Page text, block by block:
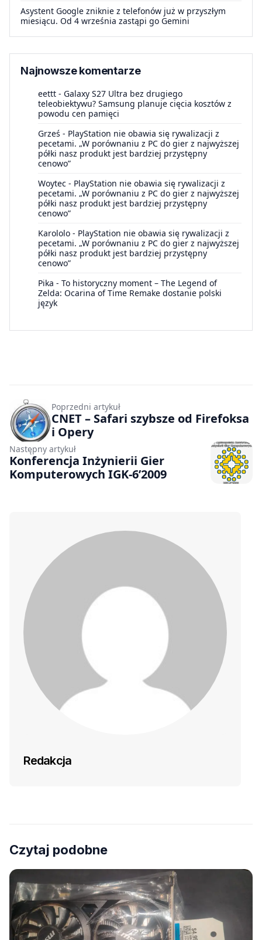
Asystent Google zniknie z telefonów już w przyszłym
miesiącu. Od 4 września zastąpi go Gemini
Najnowsze komentarze
eettt - Galaxy S27 Ultra bez drugiego
teleobiektywu? Samsung planuje cięcia kosztów z
powodu cen pamięci
Grześ - PlayStation nie obawia się rywalizacji z
pecetami. „W porównaniu z PC do gier z najwyższej
półki nasz produkt jest bardziej przystępny
cenowo”
Woytec - PlayStation nie obawia się rywalizacji z
pecetami. „W porównaniu z PC do gier z najwyższej
półki nasz produkt jest bardziej przystępny
cenowo”
Karololo - PlayStation nie obawia się rywalizacji z
pecetami. „W porównaniu z PC do gier z najwyższej
półki nasz produkt jest bardziej przystępny
cenowo”
Pika - To historyczny moment – The Legend of
Zelda: Ocarina of Time Remake dostanie polski
język
Poprzedni artykuł
CNET – Safari szybsze od Firefoksa
i Opery
Następny artykuł
Konferencja Inżynierii Gier
Komputerowych IGK-6’2009
Redakcja
Czytaj podobne